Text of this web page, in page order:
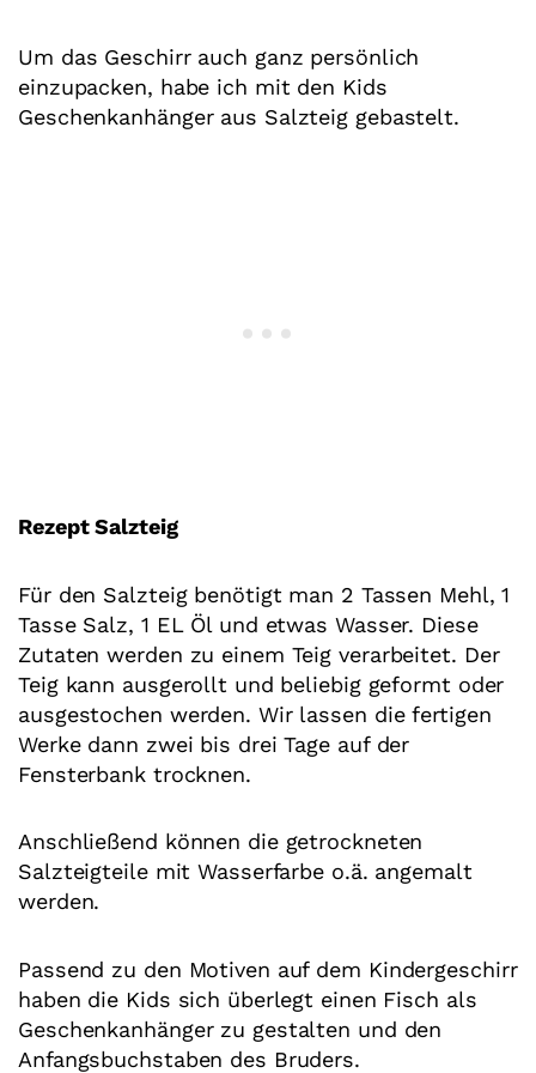
Um das Geschirr auch ganz persönlich
einzupacken, habe ich mit den Kids
Geschenkanhänger aus Salzteig gebastelt.
Rezept Salzteig
Für den Salzteig benötigt man 2 Tassen Mehl, 1
Tasse Salz, 1 EL Öl und etwas Wasser. Diese
Zutaten werden zu einem Teig verarbeitet. Der
Teig kann ausgerollt und beliebig geformt oder
ausgestochen werden. Wir lassen die fertigen
Werke dann zwei bis drei Tage auf der
Fensterbank trocknen.
Anschließend können die getrockneten
Salzteigteile mit Wasserfarbe o.ä. angemalt
werden.
Passend zu den Motiven auf dem Kindergeschirr
haben die Kids sich überlegt einen Fisch als
Geschenkanhänger zu gestalten und den
Anfangsbuchstaben des Bruders.